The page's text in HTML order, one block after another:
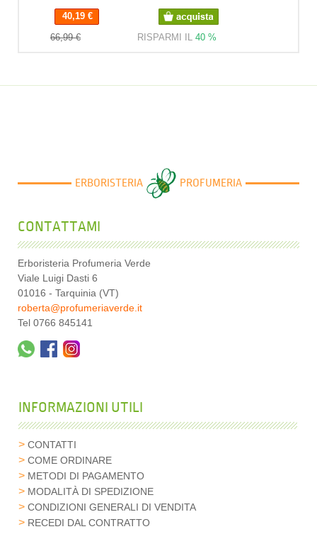
40,19 €
66,99 € RISPARMI IL 40 %
ERBORISTERIA PROFUMERIA
CONTATTAMI
Erboristeria Profumeria Verde
Viale Luigi Dasti 6
01016 - Tarquinia (VT)
roberta@profumeriaverde.it
Tel 0766 845141
INFORMAZIONI UTILI
CONTATTI
COME ORDINARE
METODI DI PAGAMENTO
MODALITÀ DI SPEDIZIONE
CONDIZIONI GENERALI DI VENDITA
RECEDI DAL CONTRATTO